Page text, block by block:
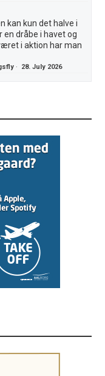
kan kun det halve i
en dråbe i havet og
i aktion har man
· 28. July 2026